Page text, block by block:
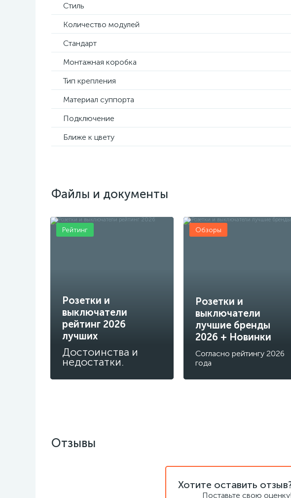
Стиль
Количество модулей
Стандарт
Монтажная коробка
Тип крепления
Материал суппорта
Подключение
Ближе к цвету
Файлы и документы
Розетки и
выключатели
рейтинг 2026
лучших
Достоинства и
недостатки.
Рейтинг
Розетки и
выключатели
лучшие бренды
2026 + Новинки
Согласно рейтингу 2026
года
Обзоры
Отзывы
Хотите оставить
Поставьте свою оценку!